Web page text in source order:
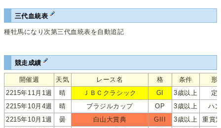
三代血統表
種牡馬になり次第三代血統表を自動追記
競走成績
開催週 天気 レース名 格 条件
形
2215年11月1週
晴 ＪＢＣクラシック GI 3歳以上
定
2215年10月4週
晴 ブラジルカップ OP 3歳以上
ハ
2215年10月1週
曇 白山大賞典 GIII 3歳以上
重賞